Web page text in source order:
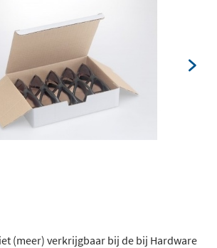
(meer) verkrijgbaar bij de bij Hardware